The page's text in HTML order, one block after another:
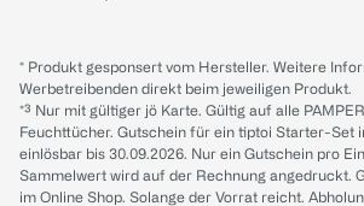
* Produkt gesponsert vom Hersteller. Weitere
Werbetreibenden direkt beim jeweiligen Produkt.
*³ Nur mit gültiger jö Karte. Gültig auf alle
Feuchttücher. Gutschein für ein tiptoi Starter-Set
einlösbar bis 30.09.2026. Nur ein Gutschein pro
Sammelwert wird auf der Rechnung angedruckt.
im Online Shop. Solange der Vorrat reicht.